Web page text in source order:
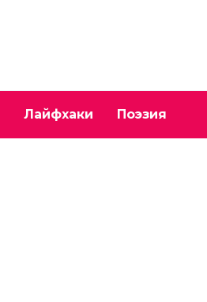
Лайфхаки Поэзия